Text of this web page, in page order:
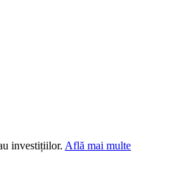
investițiilor. Află mai multe